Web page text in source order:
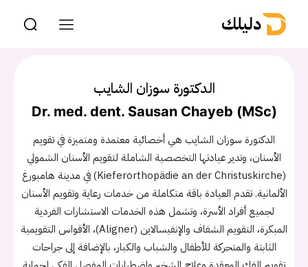
دليلك
الدكتورة سوزان الشايب
Dr. med. dent. Sausan Chayeb (MSc)
الدكتورة سوزان الشايب هي أخصائية معتمدة ومتميزة في تقويم
الأسنان، وتدير عيادتها التخصصية الشاملة لتقويم الأسنان الشمولي
(Kieferorthopädie an der Christuskirche) في مدينة هامبورغ
الألمانية. تقدم العيادة باقة متكاملة من خدمات رعاية وتقويم الأسنان
لجميع أفراد الأسرة، وتشمل هذه الخدمات الاستشارات الفردية
المبكرة، التقويم الشفاف والإنفيسالاين (Aligner)، الأقواس التقويمية
الثابتة والمتحركة للأطفال والشباب والكبار، بالإضافة إلى جراحات